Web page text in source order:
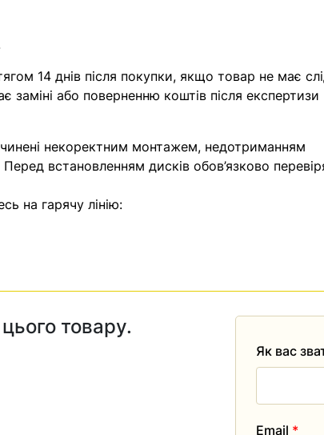
14 днів після покупки, якщо товар не має
заміні або поверненню коштів після експертизи
некоректним монтажем, недотриманням
встановленням дисків обов’язково
на гарячу лінію:
товару.
Як вас
Email *